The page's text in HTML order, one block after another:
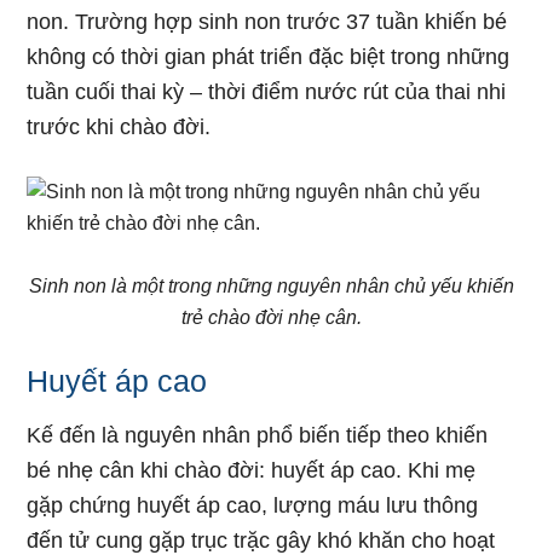
non. Trường hợp sinh non trước 37 tuần khiến bé
không có thời gian phát triển đặc biệt trong những
tuần cuối thai kỳ – thời điểm nước rút của thai nhi
trước khi chào đời.
Sinh non là một trong những nguyên nhân chủ yếu khiến
trẻ chào đời nhẹ cân.
Huyết áp cao
Kế đến là nguyên nhân phổ biến tiếp theo khiến
bé nhẹ cân khi chào đời: huyết áp cao. Khi mẹ
gặp chứng huyết áp cao, lượng máu lưu thông
đến tử cung gặp trục trặc gây khó khăn cho hoạt